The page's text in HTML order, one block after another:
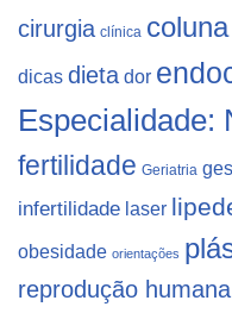
cirurgia clínica coluna
dicas dieta dor
Especialidade:
fertilidade Geriatria
infertilidade laser
obesidade orientações
reprodução humana